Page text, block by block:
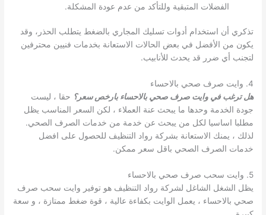
الفضلات المتبقية وللتأكد من عدم عودة المشكلة.
تذكري أن استخدام أدوات تسليك المجاري بالضغط يتطلب الحذر، وقد
يكون من الأفضل في بعض الحالات الاستعانة بخدمات فنيين محترفين
لتجنب أي ضرر قد يحدث للأنابيب.
4. وايت صرف صحي بالاحساء
هل ترغب في وايت صرف صحي بالاحساء بارخص سعر؟ حقا ، ليست
جودة الخدمة وحدها ما يبحث عنة العملاء ، لكن السعر المناسب يظل
مطلبا اساسيا لكل من يبحث عن خدمة من خدمات الصرف الصحي.
لذلك ، يمنك الاستعانة بشركة رواد التنظيف للحصول على افضل
خدمات الصرف الصحي باقل سعر ممكن.
5. وايت سحب صرف صحي بالاحساء
يظل الشغل الشاغل لشركة رواد التنظيف هو توفير وايت سحب صرف
صحي بالاحساء ، يعمل الوايت بكفاءة عالية ، قوة ضغط ممتازة ، و سعة